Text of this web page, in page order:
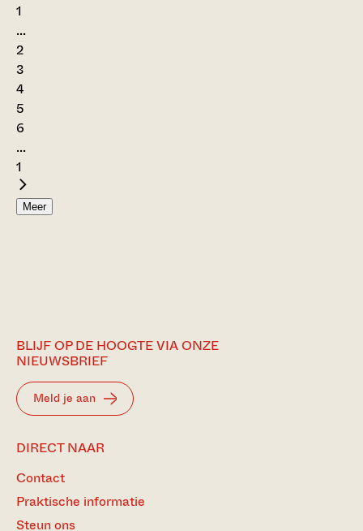
1
...
2
3
4
5
6
...
1
Meer
BLIJF OP DE HOOGTE VIA ONZE
NIEUWSBRIEF
Meld je aan
DIRECT NAAR
Contact
Praktische informatie
Steun ons